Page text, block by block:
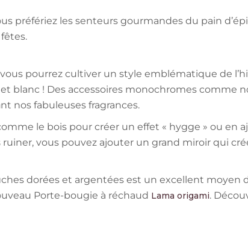
préfériez les senteurs gourmandes du pain
pourrez cultiver un style emblématique de
blanc ! Des accessoires monochromes comme
nos fabuleuses fragrances.
le bois pour créer un effet « hygge » ou en
vous pouvez ajouter un grand miroir qui
dorées et argentées est un excellent moyen
Porte-bougie à réchaud Lama origami.